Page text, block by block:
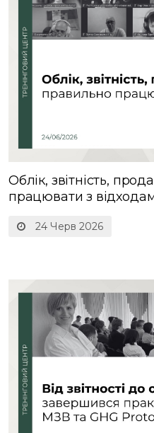
24 Черв 2026
Облік, звітність,
працювати з